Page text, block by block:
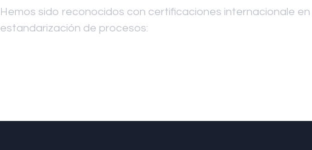
Hemos sido reconocidos con certificaciones internacionale en
estandarización de procesos: